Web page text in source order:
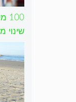
שינוי